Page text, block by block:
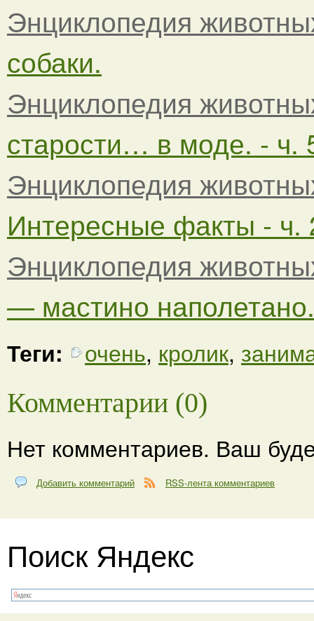
Энциклопедия
собаки.
Энциклопедия
старости… в моде. - ч.
Энциклопедия
Интересные факты - ч.
Энциклопедия
— мастино наполетано.
Теги: очень, кролик,
Комментарии (0)
Нет комментариев. Ваш
Добавить комментарий RSS-лента комментариев
Поиск Яндекс